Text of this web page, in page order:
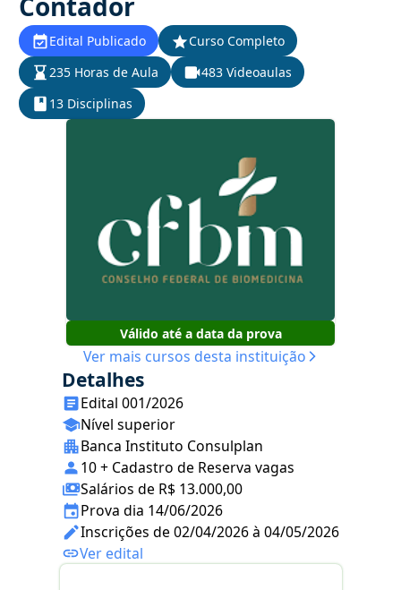
Edital Publicado
Curso Completo
235 Horas de Aula
483 Videoaulas
13 Disciplinas
Válido até a data da prova
Ver mais cursos desta instituição
Detalhes
Edital 001/2026
Nível superior
Banca Instituto Consulplan
10 + Cadastro de Reserva vagas
Salários de R$ 13.000,00
Prova dia 14/06/2026
Inscrições de 02/04/2026 à 04/05/2026
Ver edital